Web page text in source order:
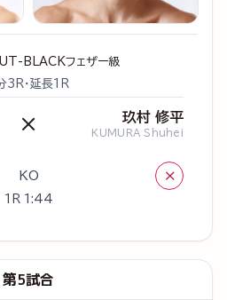
BLACKフェザー級
3R・延長1R
× 玖村 修平
KUMURA Shuhei
KO ×
1R 1:44
第5試合